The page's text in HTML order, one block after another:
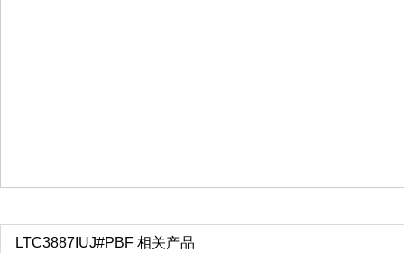
LTC3887IUJ#PBF 相关产品